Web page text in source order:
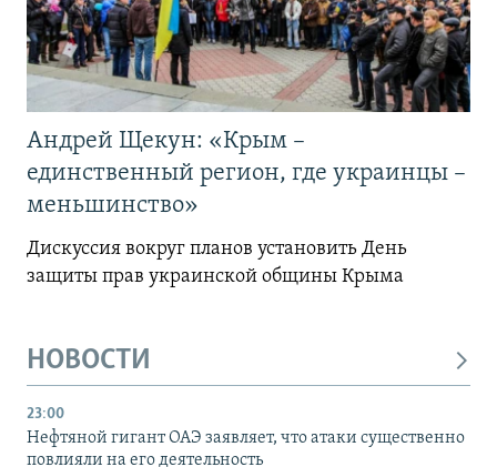
Андрей Щекун: «Крым –
единственный регион, где украинцы –
меньшинство»
Дискуссия вокруг планов установить День
защиты прав украинской общины Крыма
НОВОСТИ
23:00
Нефтяной гигант ОАЭ заявляет, что атаки существенно
повлияли на его деятельность